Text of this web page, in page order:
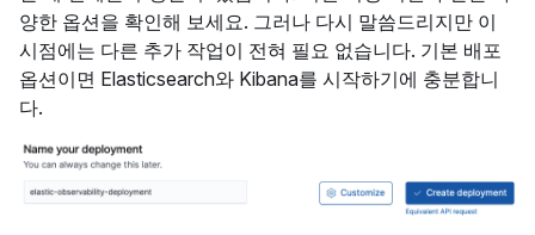
양한 옵션을 확인해 보세요. 그러나 다시 말씀드리지만 이
시점에는 다른 추가 작업이 전혀 필요 없습니다. 기본 배포
옵션이면 Elasticsearch와 Kibana를 시작하기에 충분합니
다.